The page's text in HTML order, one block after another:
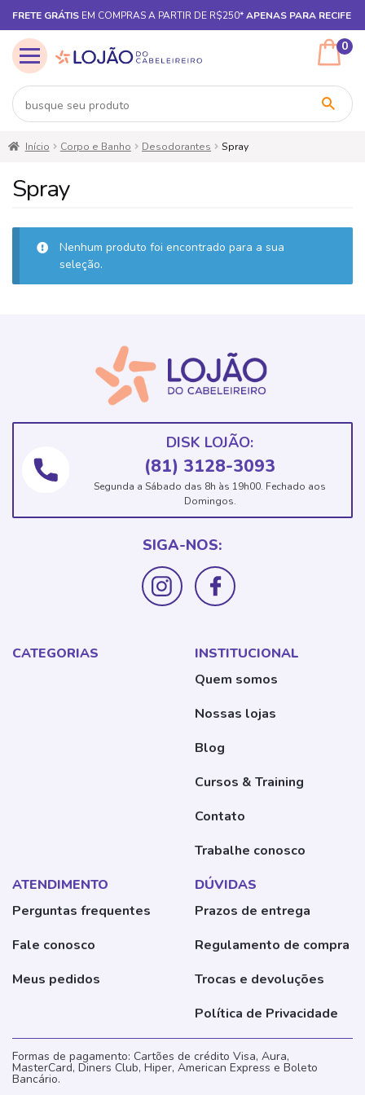
FRETE GRÁTIS EM COMPRAS A PARTIR DE R$250*APENAS PARA RECIFE
0
Pular
para
Pular
para
conteúdo
Início Corpo e Banho Desodorantes Spray
Spray
Nenhum produto foi encontrado para a sua
seleção.
DISK LOJÃO:
(81) 3128-3093
Segunda a Sábado das 8h às 19h00. Fechado aos
Domingos.
SIGA-NOS:
CATEGORIAS
INSTITUCIONAL
Quem somos
Nossas lojas
Blog
Cursos & Training
Contato
Trabalhe conosco
ATENDIMENTO
Perguntas frequentes
Fale conosco
Meus pedidos
DÚVIDAS
Prazos de entrega
Regulamento de compra
Trocas e devoluções
Política de Privacidade
Formas de pagamento: Cartões de crédito Visa, Aura,
MasterCard, Diners Club, Hiper, American Express e Boleto
Bancário.